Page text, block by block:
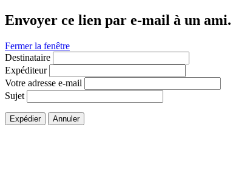
Envoyer ce lien par e-mail à un ami.
Fermer la fenêtre
Destinataire
Expéditeur
Votre adresse e-mail
Sujet
Expédier Annuler